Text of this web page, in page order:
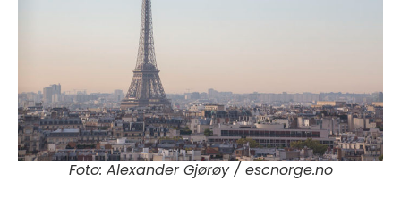
Foto: Alexander Gjørøy / escnorge.no